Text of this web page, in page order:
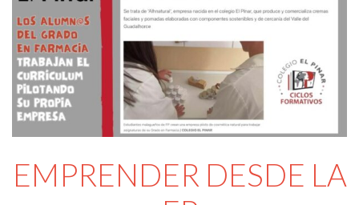
EMPRENDER DESDE LA